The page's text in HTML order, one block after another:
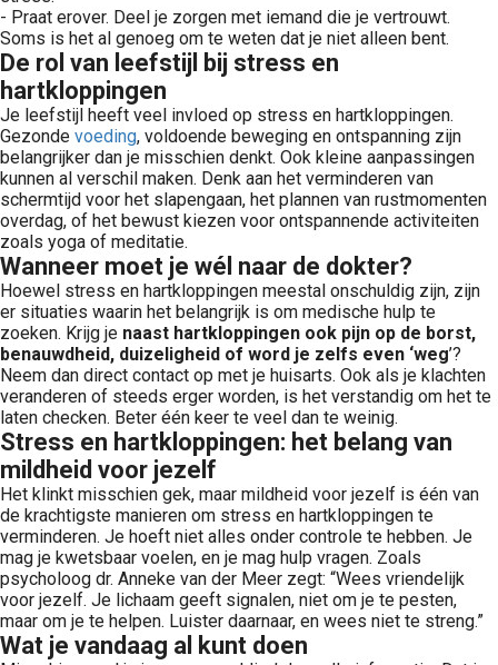
- Praat erover. Deel je zorgen met iemand die je vertrouwt.
Soms is het al genoeg om te weten dat je niet alleen bent.
De rol van leefstijl bij stress en
hartkloppingen
Je leefstijl heeft veel invloed op stress en hartkloppingen.
Gezonde voeding, voldoende beweging en ontspanning zijn
belangrijker dan je misschien denkt. Ook kleine aanpassingen
kunnen al verschil maken. Denk aan het verminderen van
schermtijd voor het slapengaan, het plannen van rustmomenten
overdag, of het bewust kiezen voor ontspannende activiteiten
zoals yoga of meditatie.
Wanneer moet je wél naar de dokter?
Hoewel stress en hartkloppingen meestal onschuldig zijn, zijn
er situaties waarin het belangrijk is om medische hulp te
zoeken. Krijg je naast hartkloppingen ook pijn op de borst,
benauwdheid, duizeligheid of word je zelfs even ‘weg’?
Neem dan direct contact op met je huisarts. Ook als je klachten
veranderen of steeds erger worden, is het verstandig om het te
laten checken. Beter één keer te veel dan te weinig.
Stress en hartkloppingen: het belang van
mildheid voor jezelf
Het klinkt misschien gek, maar mildheid voor jezelf is één van
de krachtigste manieren om stress en hartkloppingen te
verminderen. Je hoeft niet alles onder controle te hebben. Je
mag je kwetsbaar voelen, en je mag hulp vragen. Zoals
psycholoog dr. Anneke van der Meer zegt: “Wees vriendelijk
voor jezelf. Je lichaam geeft signalen, niet om je te pesten,
maar om je te helpen. Luister daarnaar, en wees niet te streng.”
Wat je vandaag al kunt doen